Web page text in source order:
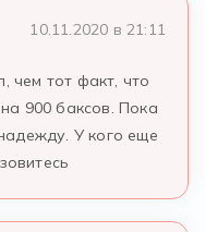
10.11.2020 в 21:11
чем тот факт, что
900 баксов. Пока
У кого еще